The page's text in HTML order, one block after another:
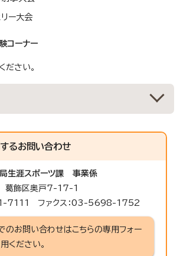
ー大会
コーナー
ださい。
るお問い合わせ
生涯スポーツ課
事業係
飾区奥戸7-17-1
7111 ファクス：03-5698-1752
のお問い合わせはこちらの専用フォー
ください。